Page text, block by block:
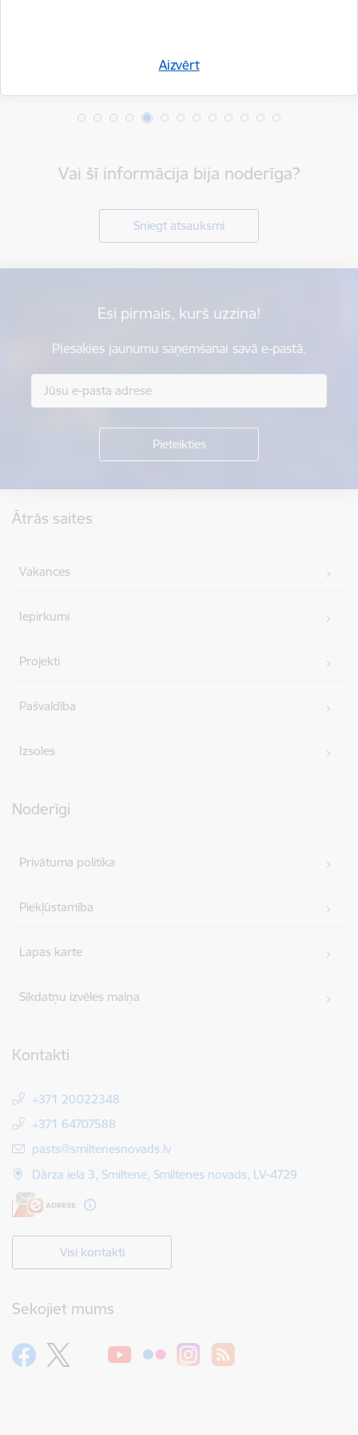
Aizvērt
Vai šī informācija bija noderīga?
Sniegt atsauksmi
Esi pirmais, kurš uzzina!
Piesakies jaunumu saņemšanai savā e-pastā.
Ātrās saites
Vakances
Iepirkumi
Projekti
Pašvaldība
Izsoles
Noderīgi
Privātuma politika
Piekļūstamība
Lapas karte
Sīkdatņu izvēles maiņa
Kontakti
+371 20022348
+371 64707588
E-pasts:
pasts@smiltenesnovads.lv
Dārza iela 3, Smiltene, Smiltenes novads, LV-4729
Visi kontakti
Sekojiet mums